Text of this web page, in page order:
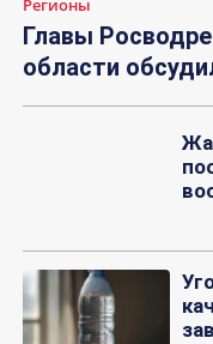
Регионы
Главы
области